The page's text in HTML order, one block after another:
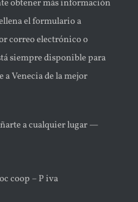
obtener más información
el formulario a
correo electrónico o
siempre disponible para
Venecia de la mejor
a cualquier lugar —
coop – P iva